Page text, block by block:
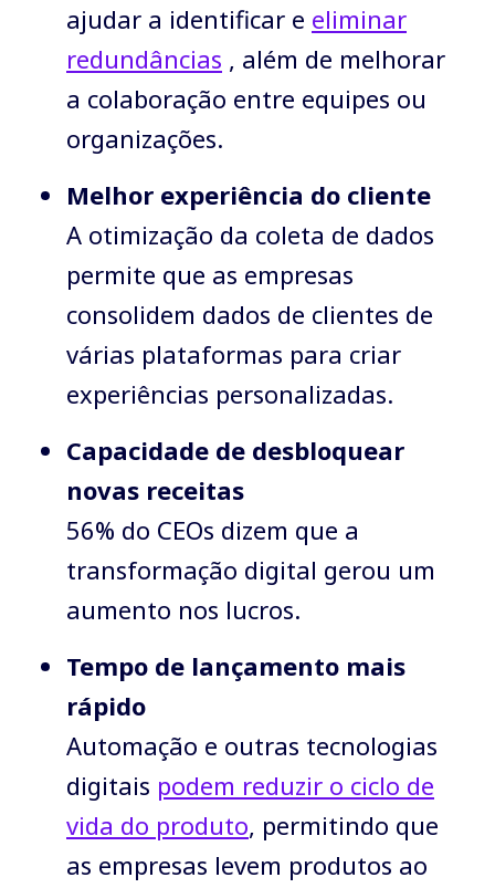
ajudar a identificar e eliminar
redundâncias , além de melhorar
a colaboração entre equipes ou
organizações.
Melhor experiência do cliente
A otimização da coleta de dados
permite que as empresas
consolidem dados de clientes de
várias plataformas para criar
experiências personalizadas.
Capacidade de desbloquear
novas receitas
56% do CEOs dizem que a
transformação digital gerou um
aumento nos lucros.
Tempo de lançamento mais
rápido
Automação e outras tecnologias
digitais podem reduzir o ciclo de
vida do produto, permitindo que
as empresas levem produtos ao